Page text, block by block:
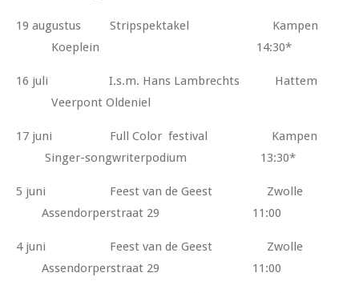
19 augustus Stripspektakel Kampen
Koeplein 14:30*
16 juli I.s.m. Hans Lambrechts Hattem
Veerpont Oldeniel
17 juni Full Color festival Kampen
Singer-songwriterpodium 13:30*
5 juni Feest van de Geest Zwolle
Assendorperstraat 29 11:00
4 juni Feest van de Geest Zwolle
Assendorperstraat 29 11:00